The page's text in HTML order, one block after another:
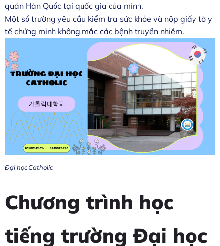
quán Hàn Quốc tại quốc gia của mình.
Một số trường yêu cầu kiểm tra sức khỏe và nộp giấy tờ y
tế chứng minh không mắc các bệnh truyền nhiễm.
Đại học Catholic
Chương trình học
tiếng trường Đại học